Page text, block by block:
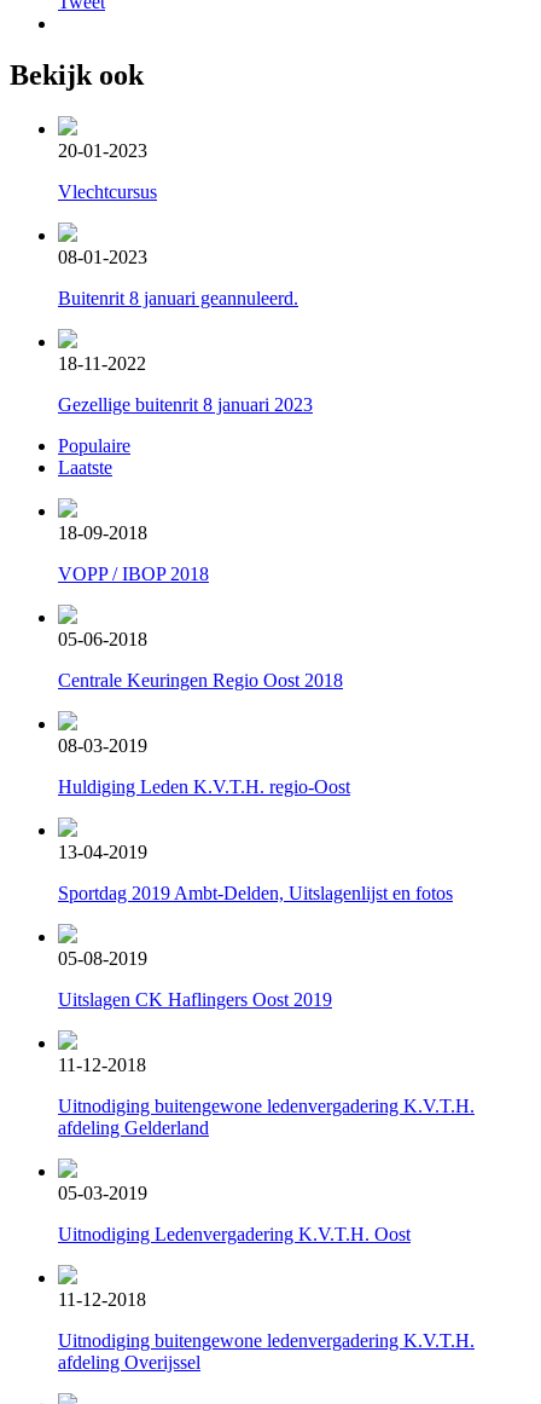
Bekijk ook
20-01-2023
Vlechtcursus
08-01-2023
Buitenrit 8 januari geannuleerd.
18-11-2022
Gezellige buitenrit 8 januari 2023
Populaire
Laatste
18-09-2018
VOPP / IBOP 2018
05-06-2018
Centrale Keuringen Regio Oost 2018
08-03-2019
Huldiging Leden K.V.T.H. regio-Oost
13-04-2019
Sportdag 2019 Ambt-Delden, Uitslagenlijst en fotos
05-08-2019
Uitslagen CK Haflingers Oost 2019
11-12-2018
Uitnodiging buitengewone ledenvergadering K.V.T.H.
afdeling Gelderland
05-03-2019
Uitnodiging Ledenvergadering K.V.T.H. Oost
11-12-2018
Uitnodiging buitengewone ledenvergadering K.V.T.H.
afdeling Overijssel